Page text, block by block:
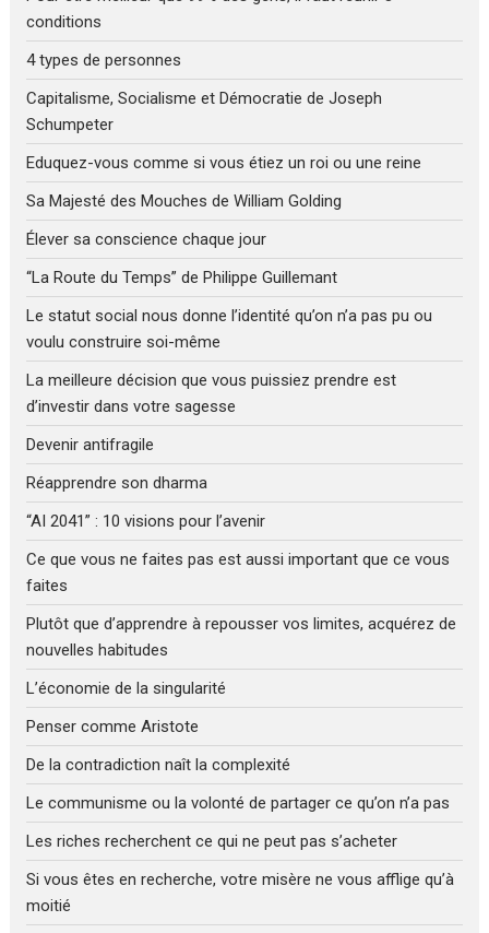
conditions
4 types de personnes
Capitalisme, Socialisme et Démocratie de Joseph
Schumpeter
Eduquez-vous comme si vous étiez un roi ou une reine
Sa Majesté des Mouches de William Golding
Élever sa conscience chaque jour
“La Route du Temps” de Philippe Guillemant
Le statut social nous donne l’identité qu’on n’a pas pu ou
voulu construire soi-même
La meilleure décision que vous puissiez prendre est
d’investir dans votre sagesse
Devenir antifragile
Réapprendre son dharma
“AI 2041” : 10 visions pour l’avenir
Ce que vous ne faites pas est aussi important que ce vous
faites
Plutôt que d’apprendre à repousser vos limites, acquérez de
nouvelles habitudes
L’économie de la singularité
Penser comme Aristote
De la contradiction naît la complexité
Le communisme ou la volonté de partager ce qu’on n’a pas
Les riches recherchent ce qui ne peut pas s’acheter
Si vous êtes en recherche, votre misère ne vous afflige qu’à
moitié